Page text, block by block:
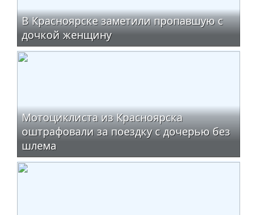
В Красноярске заметили пропавшую с
дочкой женщину
Мотоциклиста из Красноярска
оштрафовали за поездку с дочерью без
шлема